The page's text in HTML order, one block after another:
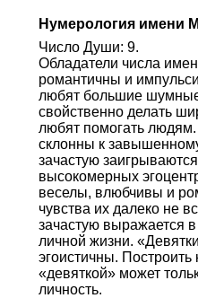
Нумерология имени
Число Души: 9.
Обладатели числа
романтичны и
любят большие
свойственно делать
любят помогать
склонны к
зачастую
высокомерных
веселы, влюбчивы и
чувства их далеко не
зачастую выражается
личной жизни.
эгоистичны.
«девяткой» может
личность.